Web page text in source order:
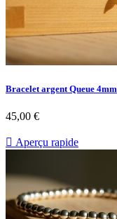
Bracelet argent Queue 4mm
45,00 €
 Aperçu rapide